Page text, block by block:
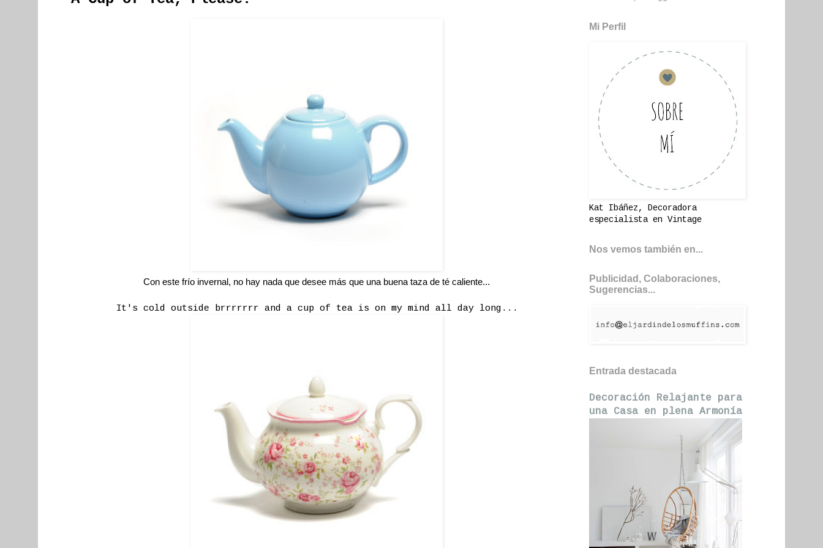
Con este frío invernal, no hay nada que desee más que una buena taza de té caliente...
It's cold outside brrrrrrr and a cup of tea is on my mind all day long...
Mi Perfil
Kat Ibáñez, Decoradora
especialista en Vintage
Nos vemos también en...
Publicidad, Colaboraciones,
Sugerencias...
Entrada destacada
Decoración Relajante para
una Casa en plena Armonía